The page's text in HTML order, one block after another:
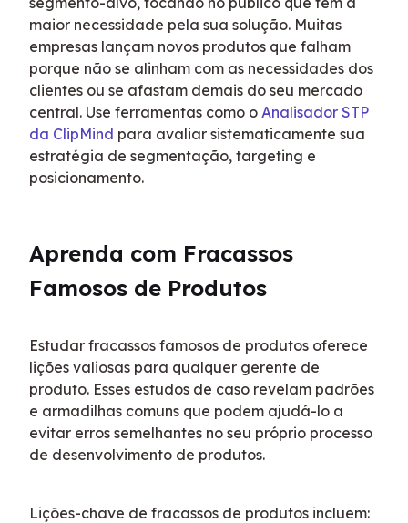
maior necessidade pela sua solução. Muitas
empresas lançam novos produtos que falham
porque não se alinham com as necessidades dos
clientes ou se afastam demais do seu mercado
central. Use ferramentas como o Analisador STP
da ClipMind para avaliar sistematicamente sua
estratégia de segmentação, targeting e
posicionamento.
Aprenda com Fracassos
Famosos de Produtos
Estudar fracassos famosos de produtos oferece
lições valiosas para qualquer gerente de
produto. Esses estudos de caso revelam padrões
e armadilhas comuns que podem ajudá-lo a
evitar erros semelhantes no seu próprio processo
de desenvolvimento de produtos.
Lições-chave de fracassos de produtos incluem: